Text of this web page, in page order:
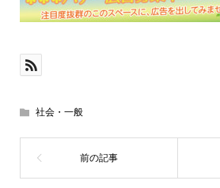
社会・一般